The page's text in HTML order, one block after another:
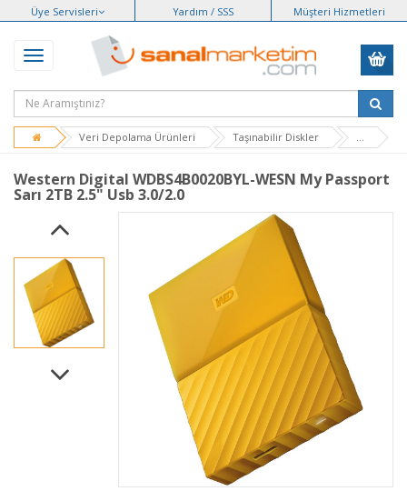
Üye Servisleri Yardım / SSS Müşteri Hizmetleri
Veri Depolama Ürünleri Taşınabilir Diskler
Western Digital WDBS4B0020BYL-WESN My Passport
Sarı 2TB 2.5" Usb 3.0/2.0